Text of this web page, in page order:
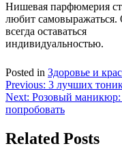
Нишевая парфюмерия
любит самовыражаться.
всегда оставаться
индивидуальностью.
Posted in Здоровье и
Навигация
по
Previous: 3 лучших
Next: Розовый маникюр:
попробовать
Related Posts